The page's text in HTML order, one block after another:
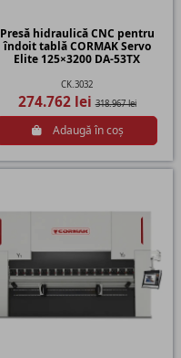
Presă hidraulică CNC pentru
îndoit tablă CORMAK Servo
Elite 125×3200 DA-53TX
CK.3032
274.762 lei318.967 lei
Adaugă în coș